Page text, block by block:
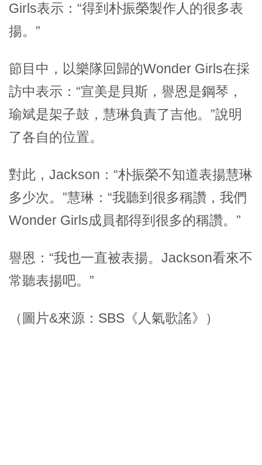
Girls表示：“得到朴振榮製作人的很多表
揚。”
節目中，以樂隊回歸的Wonder Girls在採
訪中表示：“宣美是貝斯，譽恩是鋼琴，
瑜斌是架子鼓，慧琳負責了吉他。”說明
了各自的位置。
對此，Jackson：“朴振榮不知道表揚慧琳
多少次。”慧琳：“我聽到很多稱讚，我們
Wonder Girls成員都得到很多的稱讚。”
譽恩：“我也一直被表揚。Jackson看來不
常聽表揚吧。”
（圖片&來源：SBS《人氣歌謠》）